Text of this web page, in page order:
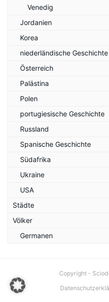
Venedig
Jordanien
Korea
niederländische Geschichte
Österreich
Palästina
Polen
portugiesische Geschichte
Russland
Spanische Geschichte
Südafrika
Ukraine
USA
Städte
Völker
Germanen
Copyright -